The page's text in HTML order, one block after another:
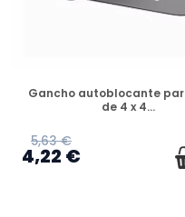
DISPONIBLE
Gancho autoblocante
de 4 x 4...
5,63 €
4,22 €